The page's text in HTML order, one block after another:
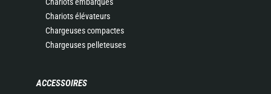
Chariots élévateurs
Chargeuses compactes
Chargeuses pelleteuses
ACCESSOIRES